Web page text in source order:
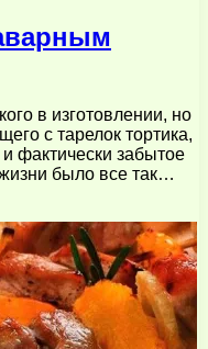
в изготовлении, но
с тарелок тортика,
фактически забытое
было все так…